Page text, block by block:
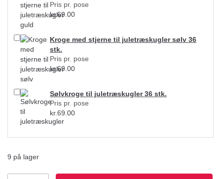
Pris pr. pose
kr.69.00
Kroge med stjerne til juletræskugler sølv 36
stk.
Pris pr. pose
kr.69.00
Sølvkroge til juletræskugler 36 stk.
Pris pr. pose
kr.69.00
9 på lager